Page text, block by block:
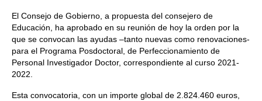
El Consejo de Gobierno, a propuesta del consejero de
Educación, ha aprobado en su reunión de hoy la orden por la
que se convocan las ayudas –tanto nuevas como renovaciones-
para el Programa Posdoctoral, de Perfeccionamiento de
Personal Investigador Doctor, correspondiente al curso 2021-
2022.
Esta convocatoria, con un importe global de 2.824.460 euros,